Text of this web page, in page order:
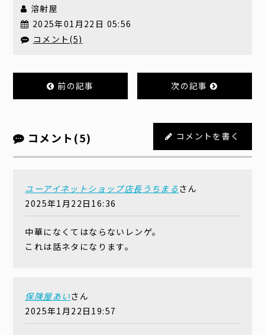
溶射屋
2025年01月22日 05:56
コメント(5)
前の記事 次の記事
コメント(5) コメントを書く
ユーアイネットショップ店長うちまる さん
2025年1月22日16:36
中華になくてはならないレンゲ。
これは話ネタになります。
保険屋あいさん
2025年1月22日19:57